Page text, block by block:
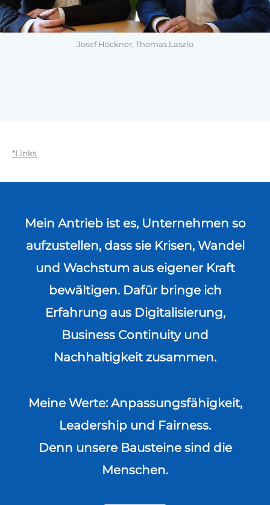
Josef Höckner, Thomas Laszlo
*Links
Mein Antrieb ist es, Unternehmen so
aufzustellen, dass sie Krisen, Wandel
und Wachstum aus eigener Kraft
bewältigen. Dafür bringe ich
Erfahrung aus Digitalisierung,
Business Continuity und
Nachhaltigkeit zusammen.
Meine Werte: Anpassungsfähigkeit,
Leadership und Fairness.
Denn unsere Bausteine sind die
Menschen.